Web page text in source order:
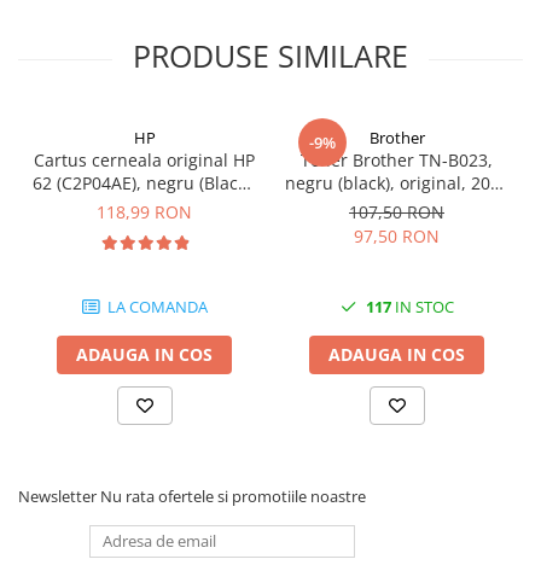
Placi video profesionale
SSD-uri externe
Hard disk-uri externe
Card reader
Periferice PC
Web-cam-uri si sisteme
videoconferinta
PRODUSE SIMILARE
HP
Cartus cerneala original HP
62 (C2P04AE), negru (Black),
200 pagini
118,99 RON
LA COMANDA
ADAUGA IN COS
-9% Brother
Toner Brother TN-B023,
negru (black), original, 2000
pagini
107,50 RON
97,50 RON
117IN STOC
ADAUGA IN COS
Newsletter Nu rata ofertele si promotiile noastre